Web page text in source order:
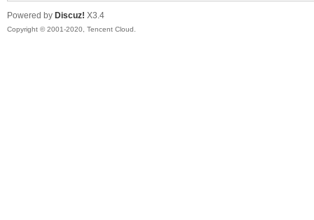
Powered by Discuz! X3.4
Copyright © 2001-2020, Tencent Cloud.